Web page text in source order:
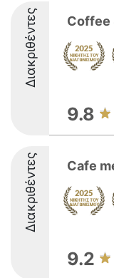
Διακριθέντες Coffee
9.8
Διακριθέντες Cafe
9.2